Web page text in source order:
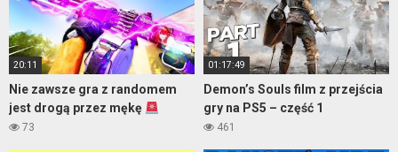
20:11
Nie zawsze gra z randomem
jest drogą przez mękę
73
01:17:49
Demon’s Souls film z przejścia
gry na PS5 – część 1
461